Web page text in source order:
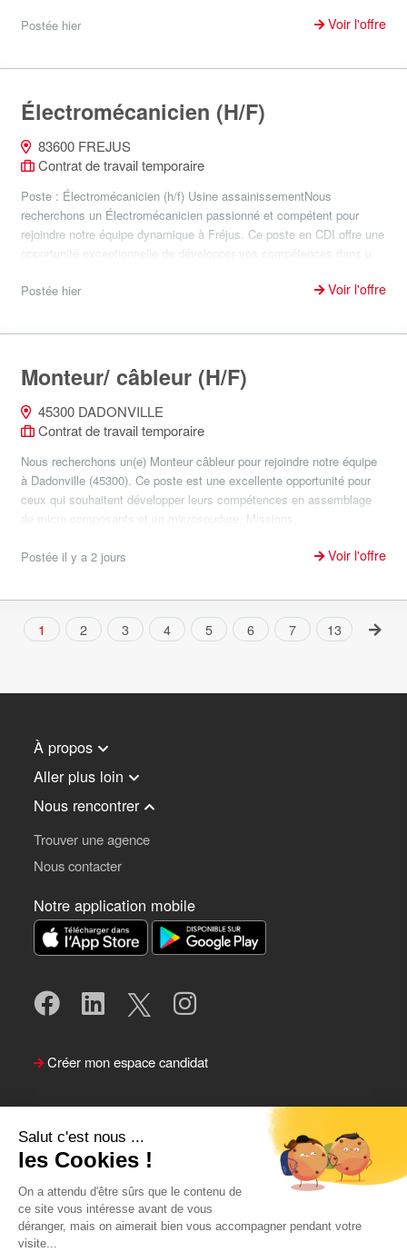
Salut c'est nous ...
les Cookies !
On a attendu d'être sûrs que le contenu de
ce site vous intéresse avant de vous
déranger, mais on aimerait bien vous accompagner pendant votre
visite...
Postée hier Voir l'offre
Électromécanicien (H/F)
83600 FREJUS
Contrat de travail temporaire
Poste : Électromécanicien (h/f) Usine assainissementNous
recherchons un Électromécanicien passionné et compétent pour
rejoindre notre équipe dynamique à Fréjus. Ce poste en CDI offre une
opportunité exceptionnelle de développer vos compétences dans u...
Postée hier Voir l'offre
Monteur/ câbleur (H/F)
45300 DADONVILLE
Contrat de travail temporaire
Nous recherchons un(e) Monteur câbleur pour rejoindre notre équipe
à Dadonville (45300). Ce poste est une excellente opportunité pour
ceux qui souhaitent développer leurs compétences en assemblage
de micro composants et en microsoudure. Missions...
Postée il y a 2 jours Voir l'offre
1 2 3 4 5 6 7 13
À propos
Aller plus loin
Nous rencontrer
Trouver une agence
Nous contacter
Notre application mobile
Créer mon espace candidat